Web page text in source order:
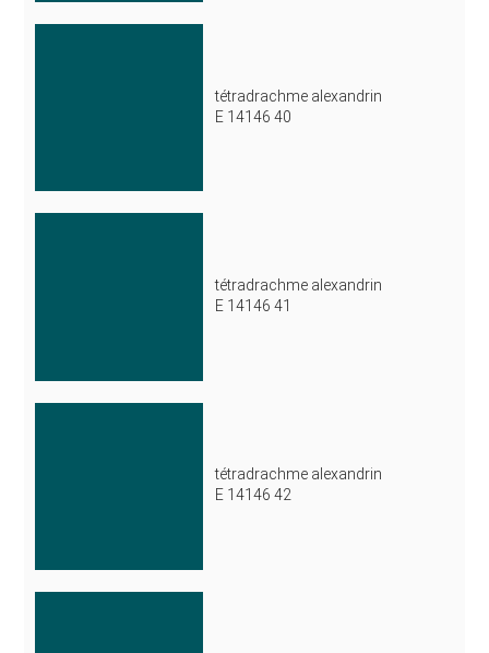
tétradrachme alexandrin
E 14146 40
tétradrachme alexandrin
E 14146 41
tétradrachme alexandrin
E 14146 42